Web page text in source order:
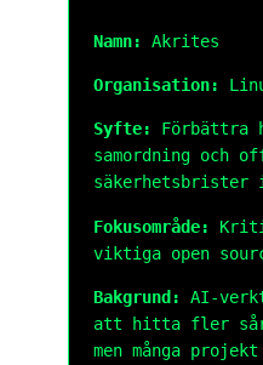
Namn: Akrites
Organisation:
Syfte:
Förbättra
samordning och
säkerhetsbrister
Fokusområde:
viktiga open
Bakgrund:
AI-
att hitta fler
men många